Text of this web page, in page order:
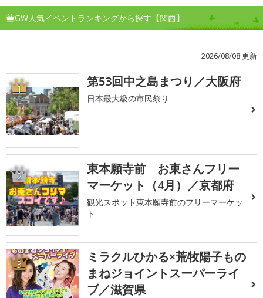
GW人気イベントランキングから探す【関西】
2026/08/08 更新
1 第53回中之島まつり／大阪府
日本最大級の市民祭り
2
東本願寺前 お東さんフリー
マーケット（4月）／京都府
観光スポット東本願寺前のフリーマーケッ
ト
3
ミラクルひかる×荒牧陽子もの
まねジョイントスーパーライ
ブ／滋賀県